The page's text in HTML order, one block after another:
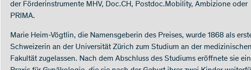
der Förderinstrumente MHV, Doc.CH, Postdoc.Mobility, Ambizione oder
PRIMA.
Marie Heim-Vögtlin, die Namensgeberin des Preises, wurde 1868 als
Schweizerin an der Universität Zürich zum Studium an der medizinischen
Fakultät zugelassen. Nach dem Abschluss des Studiums eröffnete sie